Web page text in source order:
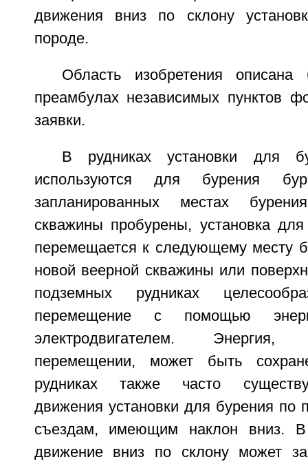
движения вниз по склону
породе.
Область изобретения
преамбулах независимых пунктов
заявки.
В рудниках установки для
используются для бурения
запланированных местах
скважины пробурены, установка
перемещается к следующему месту
новой веерной скважины или
подземных рудниках
перемещение с помощью
электродвигателем.
перемещении, может быть
рудниках также часто
движения установки для бурения по
съездам, имеющим наклон вниз. В
движение вниз по склону может